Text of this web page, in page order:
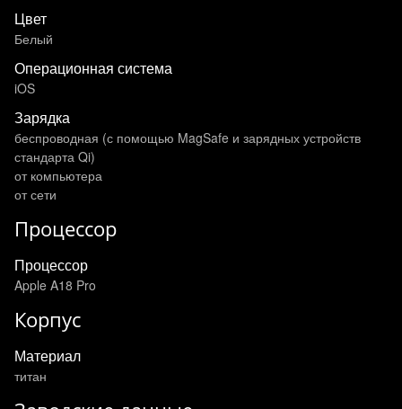
Цвет
Белый
Операционная система
iOS
Зарядка
беспроводная (с помощью MagSafe и зарядных устройств
стандарта Qi)
от компьютера
от сети
Процессор
Процессор
Apple A18 Pro
Корпус
Материал
титан